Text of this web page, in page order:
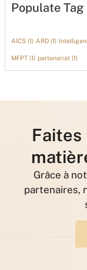
Populate Tag
AICS (1) ARD (1)
MFPT (1) partenariat (1)
Faites
Grâce à
partenaires,